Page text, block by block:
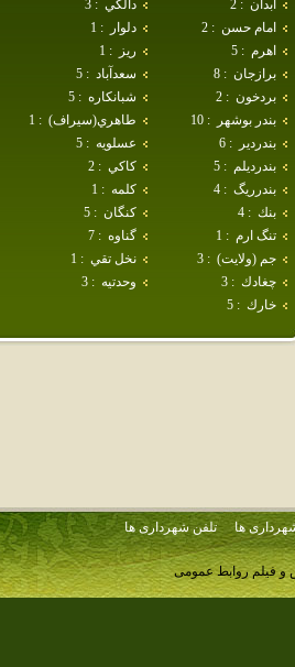
آبدان :
2 دالكي :
3
امام حسن :
2 دلوار :
1
اهرم :
5 ريز :
1
برازجان :
8 سعدآباد :
5
بردخون :
2 شبانكاره :
5
بندر بوشهر
:
10 طاهري(سيراف) :
1
بندردير
:
6 عسلويه :
5
بندرديلم :
5 كاكي :
2
بندرريگ :
4 كلمه :
1
بنك :
4 كنگان :
5
تنگ ارم :
1 گناوه :
7
جم (ولايت) :
3 نخل تقي :
1
چغادك :
3 وحدتيه :
3
خارك :
5
ها تلفن شهرداری ها
و فیلم روابط عمومی